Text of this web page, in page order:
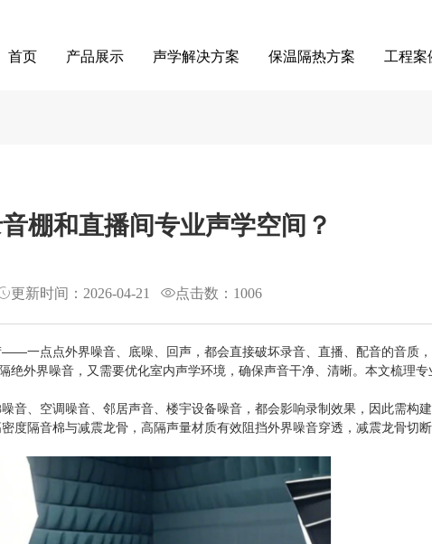
首页 产品展示 声学解决方案 保温隔热方案 工程案
棚和直播间专业声学空间？
更新时间：2026-04-21 点击数： 1006
一点点外界噪音、底噪、回声，都会直接破坏录音、直播、配音的音质
外界噪音，又需要优化室内声学环境，确保声音干净、清晰。本文梳理
、空调噪音、邻居声音、楼宇设备噪音，都会影响录制效果，因此需构
隔音棉与减震龙骨，高隔声量材质有效阻挡外界噪音穿透，减震龙骨切